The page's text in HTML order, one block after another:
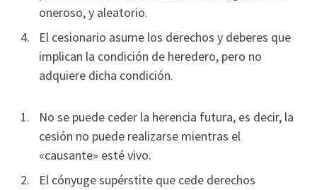
oneroso, y aleatorio.
El cesionario asume los derechos y deberes que
implican la condición de heredero, pero no
adquiere dicha condición.
No se puede ceder la herencia futura, es decir, la
cesión no puede realizarse mientras el
«causante» esté vivo.
El cónyuge supérstite que cede derechos